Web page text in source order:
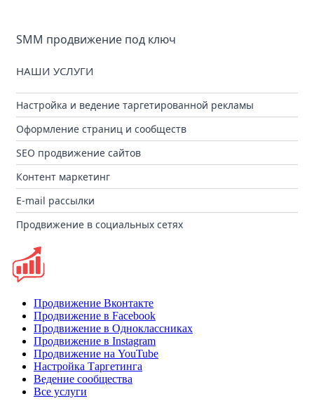
SMM продвижение под ключ
НАШИ УСЛУГИ
Настройка и ведение таргетированной рекламы
Оформление страниц и сообществ
SEO продвижение сайтов
Контент маркетинг
E-mail рассылки
Продвижение в социальных сетях
Продвижение Вконтакте
Продвижение в Facebook
Продвижение в Одноклассниках
Продвижение в Instagram
Продвижение на YouTube
Настройка Таргетинга
Ведение сообщества
Все услуги